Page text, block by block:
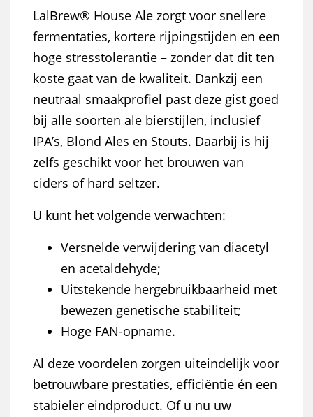
LalBrew® House Ale zorgt voor snellere
fermentaties, kortere rijpingstijden en een
hoge stresstolerantie – zonder dat dit ten
koste gaat van de kwaliteit. Dankzij een
neutraal smaakprofiel past deze gist goed
bij alle soorten ale bierstijlen, inclusief
IPA’s, Blond Ales en Stouts. Daarbij is hij
zelfs geschikt voor het brouwen van
ciders of hard seltzer.
U kunt het volgende verwachten:
Versnelde verwijdering van diacetyl
en acetaldehyde;
Uitstekende hergebruikbaarheid met
bewezen genetische stabiliteit;
Hoge FAN-opname.
Al deze voordelen zorgen uiteindelijk voor
betrouwbare prestaties, efficiëntie én een
stabieler eindproduct. Of u nu uw